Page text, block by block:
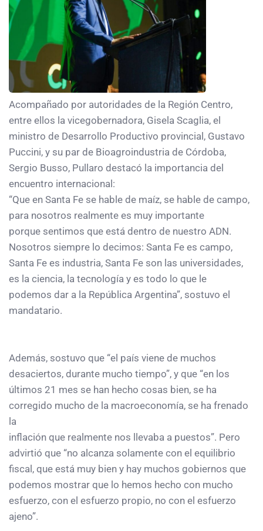
Acompañado por autoridades de la Región Centro,
entre ellos la vicegobernadora, Gisela Scaglia, el
ministro de Desarrollo Productivo provincial, Gustavo
Puccini, y su par de Bioagroindustria de Córdoba,
Sergio Busso, Pullaro destacó la importancia del
encuentro internacional:
“Que en Santa Fe se hable de maíz, se hable de campo,
para nosotros realmente es muy importante
porque sentimos que está dentro de nuestro ADN.
Nosotros siempre lo decimos: Santa Fe es campo,
Santa Fe es industria, Santa Fe son las universidades,
es la ciencia, la tecnología y es todo lo que le
podemos dar a la República Argentina”, sostuvo el
mandatario.
Además, sostuvo que “el país viene de muchos
desaciertos, durante mucho tiempo”, y que “en los
últimos 21 mes se han hecho cosas bien, se ha
corregido mucho de la macroeconomía, se ha frenado
la
inflación que realmente nos llevaba a puestos”. Pero
advirtió que “no alcanza solamente con el equilibrio
fiscal, que está muy bien y hay muchos gobiernos que
podemos mostrar que lo hemos hecho con mucho
esfuerzo, con el esfuerzo propio, no con el esfuerzo
ajeno”.